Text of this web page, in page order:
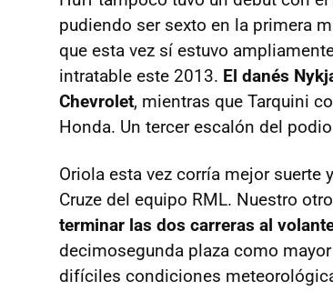
pudiendo ser sexto en la primera
que esta vez sí estuvo
intratable este 2013. El danés
Chevrolet, mientras que Tarquini
Honda. Un tercer escalón del
Oriola esta vez corría mejor
Cruze del equipo RML. Nuestro
terminar las dos carreras al
decimosegunda plaza como
difíciles condiciones